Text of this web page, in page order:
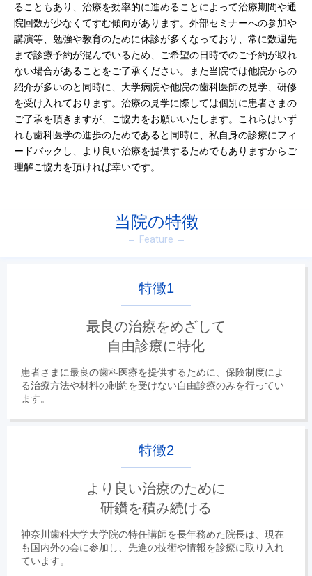
ることもあり、治療を効率的に進めることによって治療期間や通
院回数が少なくてすむ傾向があります。外部セミナーへの参加や
講演等、勉強や教育のために休診が多くなっており、常に数週先
まで診療予約が混んでいるため、ご希望の日時でのご予約が取れ
ない場合があることをご了承ください。また当院では他院からの
紹介が多いのと同時に、大学病院や他院の歯科医師の見学、研修
を受け入れております。治療の見学に際しては個別に患者さまの
ご了承を頂きますが、ご協力をお願いいたします。これらはいず
れも歯科医学の進歩のためであると同時に、私自身の診療にフィ
ードバックし、より良い治療を提供するためでもありますからご
理解ご協力を頂ければ幸いです。
当院の特徴
Feature
特徴1
最良の治療をめざして
自由診療に特化
患者さまに最良の歯科医療を提供するために、保険制度によ
る治療方法や材料の制約を受けない自由診療のみを行ってい
ます。
特徴2
より良い治療のために
研鑽を積み続ける
神奈川歯科大学大学院の特任講師を長年務めた院長は、現在
も国内外の会に参加し、先進の技術や情報を診療に取り入れ
ています。